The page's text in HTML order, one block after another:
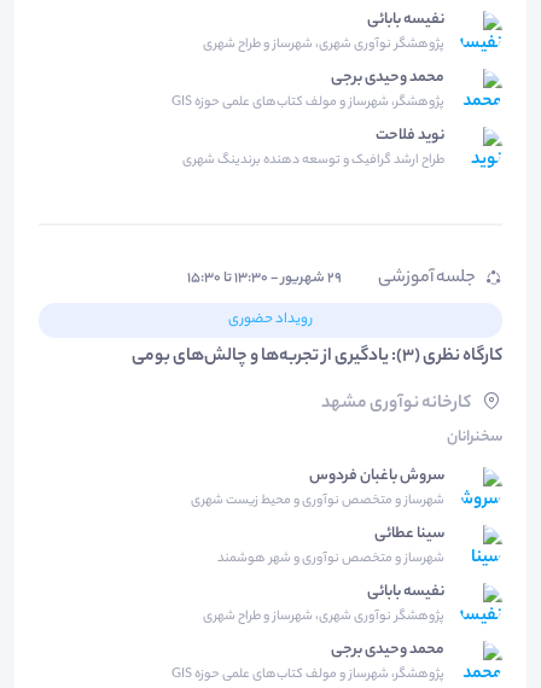
نفیسه بابائی
پژوهشگر نوآوری شهری، شهرساز و طراح شهری
محمد وحیدی برجی
پژوهشگر، شهرساز و مولف کتاب‌های علمی حوزه GIS
نوید فلاحت
طراح ارشد گرافیک و توسعه دهنده برندینگ شهری
جلسه آموزشی
۲۹ شهریور - ۱۳:۳۰ تا ۱۵:۳۰
رویداد حضوری
کارگاه نظری (3): یادگیری از تجربه‌ها و چالش‌های بومی
کارخانه نوآوری مشهد
سخنرانان
سروش باغبان فردوس
شهرساز و متخصص نوآوری و محیط زیست شهری
سینا عطائی
شهرساز و متخصص نوآوری و شهر هوشمند
نفیسه بابائی
پژوهشگر نوآوری شهری، شهرساز و طراح شهری
محمد وحیدی برجی
پژوهشگر، شهرساز و مولف کتاب‌های علمی حوزه GIS